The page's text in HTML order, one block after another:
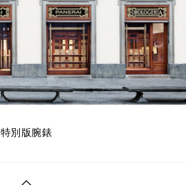
特別版腕錶